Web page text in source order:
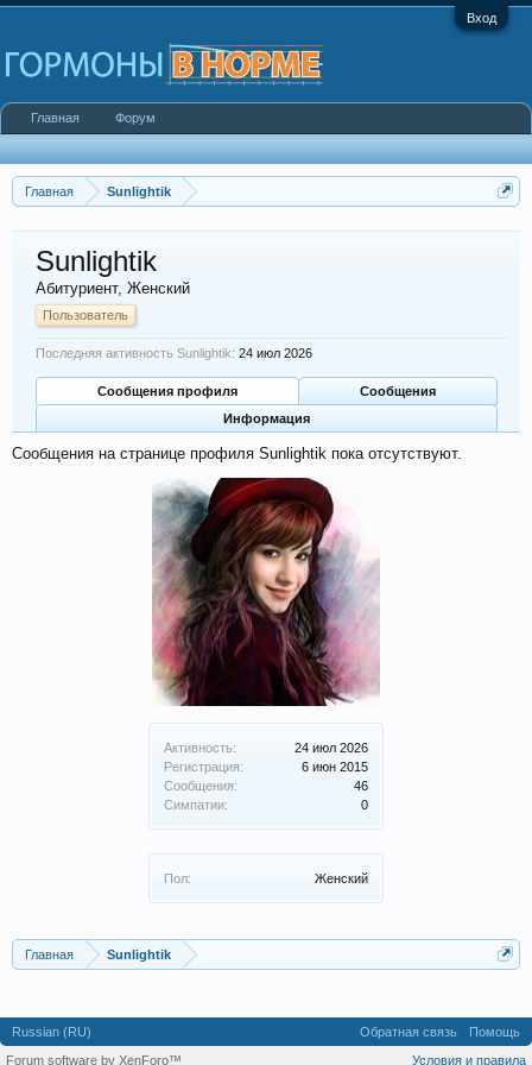
Вход
Главная Sunlightik
Активность:
24 июл 2026
Регистрация:
6 июн 2015
Сообщения:
46
Симпатии:
0
Пол: Женский
Sunlightik
Абитуриент, Женский
Пользователь
Последняя активность Sunlightik: 24 июл 2026
Сообщения профиля
Сообщения
Информация
Сообщения на странице профиля Sunlightik пока отсутствуют.
Главная Sunlightik
Главная Форум
Russian (RU) Обратная связь
Помощь
Условия и правила
Forum software by XenForo™